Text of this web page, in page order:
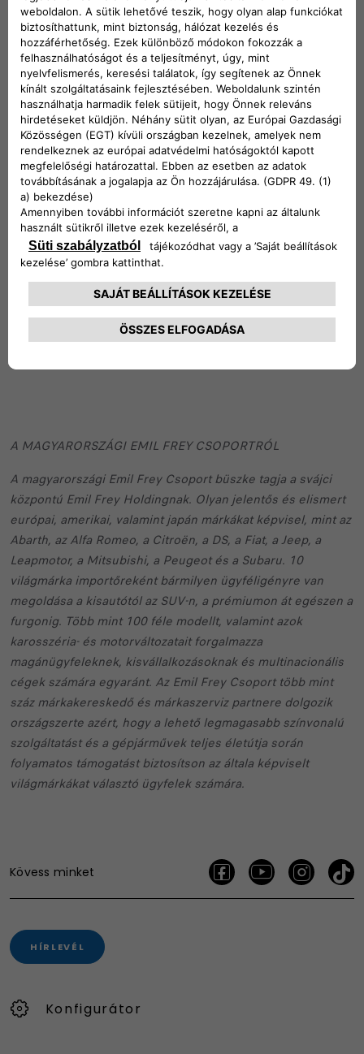
logókon, az ajtókilincseken és az első hűtőrácson
megjelenő fekete részletek kontrasztot teremtenek és
karaktert adnak, míg a hátul elhelyezett „Street” felirat a
modell identitását erősíti. A 18 colos fekete könnyűfém
keréktárcsák teszik teljessé az összképet, és magabiztos,
városi kiállást adnak az autónak.
Az utastérben ugyanilyen kifejező hangulat uralkodik. A
fekete tetőkárpit koncentrált, dinamikus atmoszférát teremt,
míg a fekete műszerfal a külső sötét részletekkel biztosít
stilisztikai egységet. A fekete-fehér ülések tiszta, kortárs
kontrasztot adnak, amely világosabbá teszi az utasteret, és
kiemeli a sorozat friss, városi személyiségét.
A MAGYARORSZÁGI EMIL FREY CSOPORTRÓL
A magyarországi Emil Frey Csoport büszke tagja a svájci
központú Emil Frey Holdingnak. Olyan jelentős és elismert
európai, amerikai, valamint japán márkákat képvisel, mint az
Abarth, az Alfa Romeo, a Citroën, a DS, a Fiat, a Jeep, a
Leapmotor, a Mitsubishi, a Peugeot és a Subaru. 10
világmárka importőreként bármilyen ügyféligényre van
megoldása a kisautótól az SUV-n, a prémiumon át egészen a
furgonig. Több mint 100 féle modellt, valamint azok
karosszéria- és motorváltozatait forgalmazza
magánügyfeleknek, kisvállalkozásoknak és multinacionális
cégek számára egyaránt. Az Emil Frey Csoport több mint
száz márkakereskedő és márkaszerviz partnere dolgozik
országszerte azért, hogy a lehető legmagasabb színvonalú
szolgáltatást és a gépjárművek teljes életútja során
folyamatos támogatást biztosítson az általa képviselt
világmárkákat választó ügyfelek számára.
Kövess minket
HÍRLEVÉL
Konfigurátor